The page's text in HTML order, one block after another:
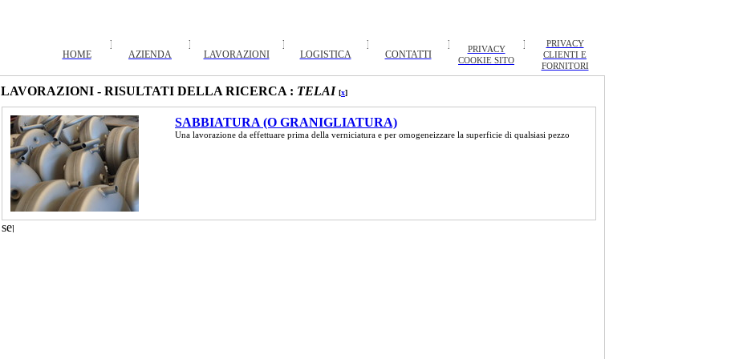
HOME AZIENDA LAVORAZIONI LOGISTICA CONTATTI
PRIVACY
COOKIE SITO
PRIVACY
CLIENTI E
FORNITORI
LAVORAZIONI - RISULTATI DELLA RICERCA : TELAI [x]
SABBIATURA (O GRANIGLIATURA)
Una lavorazione da effettuare prima della verniciatura e per omogeneizzare la superficie di qualsiasi pezzo